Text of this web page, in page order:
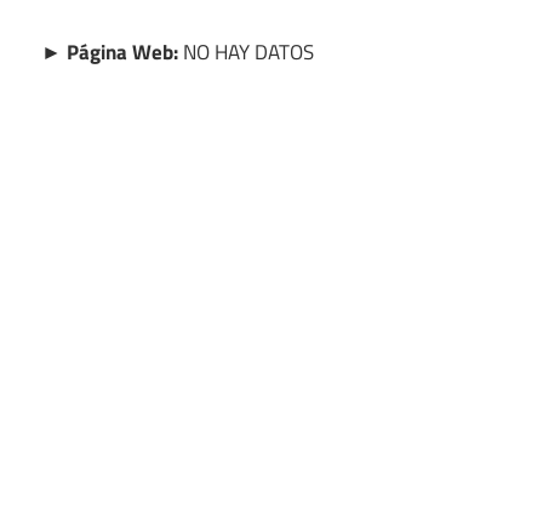
► Página Web:NO HAY DATOS